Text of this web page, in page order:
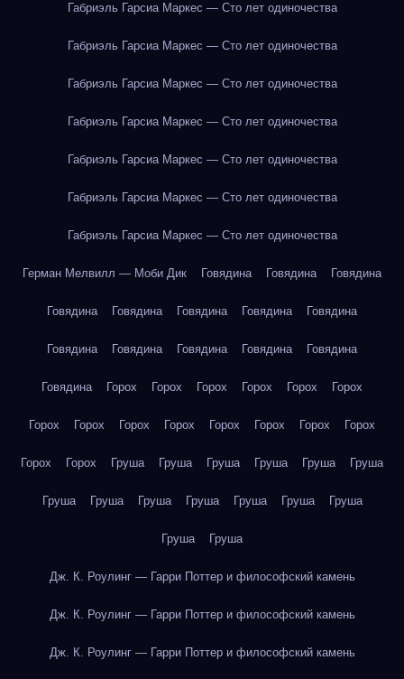
Габриэль Гарсиа Маркес — Сто лет одиночества
Габриэль Гарсиа Маркес — Сто лет одиночества
Габриэль Гарсиа Маркес — Сто лет одиночества
Габриэль Гарсиа Маркес — Сто лет одиночества
Габриэль Гарсиа Маркес — Сто лет одиночества
Габриэль Гарсиа Маркес — Сто лет одиночества
Габриэль Гарсиа Маркес — Сто лет одиночества
Герман Мелвилл — Моби Дик Говядина Говядина Говядина
Говядина Говядина Говядина Говядина Говядина
Говядина Говядина Говядина Говядина Говядина
Говядина Горох Горох Горох Горох Горох Горох
Горох Горох Горох Горох Горох Горох Горох Горох
Горох Горох Груша Груша Груша Груша Груша Груша
Груша Груша Груша Груша Груша Груша Груша
Груша Груша
Дж. К. Роулинг — Гарри Поттер и философский камень
Дж. К. Роулинг — Гарри Поттер и философский камень
Дж. К. Роулинг — Гарри Поттер и философский камень